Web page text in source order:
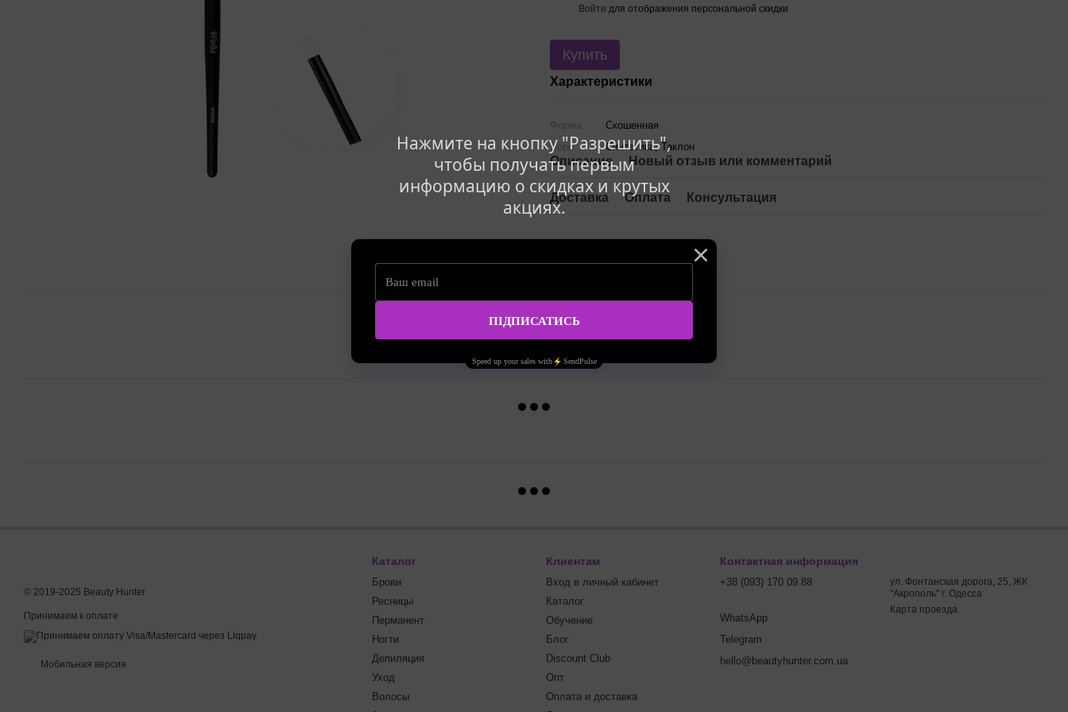
Нажмите на кнопку "Разрешить",
чтобы получать первым
информацию о скидках и крутых
акциях.
Войти для отображения персональной скидки
Купить
Характеристики
Форма
Скошенная
Ворс
Синтетика, Таклон
Описание Новый отзыв или комментарий
Доставка Оплата Консультация
© 2019-2025 Beauty Hunter
Принимаем к оплате
Мобильная версия
Каталог
Брови
Ресницы
Перманент
Ногти
Депиляция
Уход
Волосы
Клиентам
Вход в личный кабинет
Каталог
Обучение
Блог
Discount Club
Опт
Оплата и доставка
Контактная информация
+38 (093) 170 09 88
WhatsApp
Telegram
hello@beautyhunter.com.ua
ул. Фонтанская дорога, 25, ЖК
"Акрополь" г. Одесса
Карта проезда